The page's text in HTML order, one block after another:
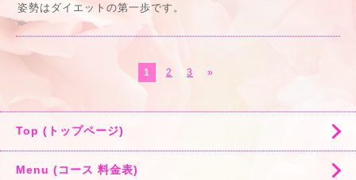
姿勢はダイエットの第一歩です。
1 2 3 »
Top (トップページ)
Menu (コース 料金表)